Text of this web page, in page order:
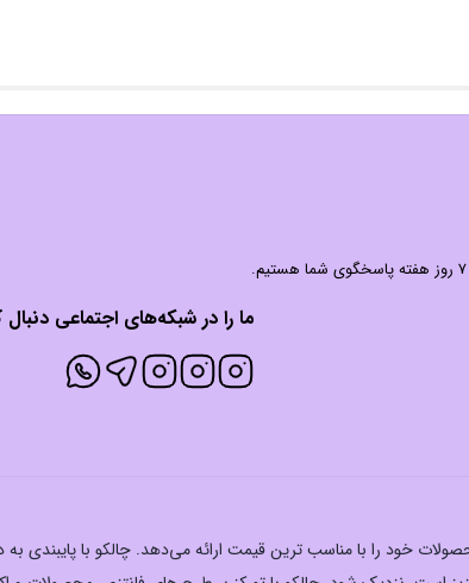
ما را در شبکه‌های اجتماعی دنبال
خود را با مناسب ترین قیمت ارائه می‌دهد. چالکو با